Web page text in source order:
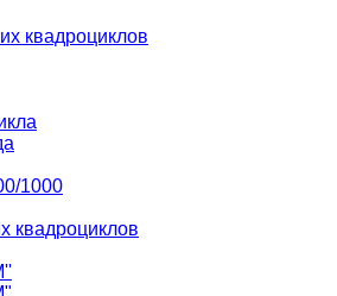
квадроциклов
1000
квадроциклов